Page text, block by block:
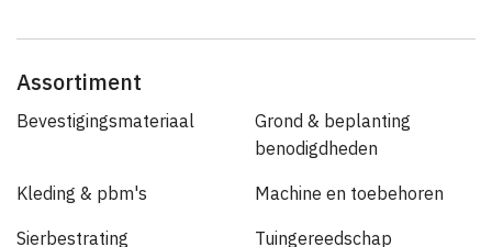
Assortiment
Bevestigingsmateriaal
Grond & beplanting
benodigdheden
Kleding & pbm's Machine en toebehoren
Sierbestrating Tuingereedschap